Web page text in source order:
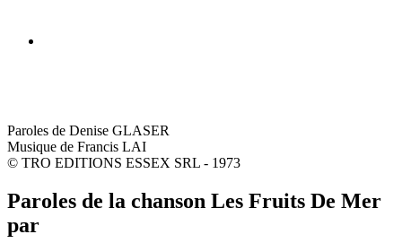
Paroles de Denise GLASER
Musique de Francis LAI
© TRO EDITIONS ESSEX SRL - 1973
Paroles de la chanson Les Fruits De Mer
par